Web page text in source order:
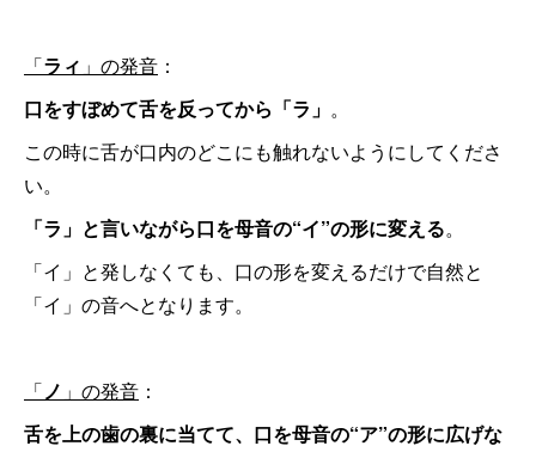
「ラィ 」の発音 ：
口をすぼめて舌を反ってから「ラ」 。
この時に舌が口内のどこにも触れないようにしてくださ
い。
「ラ」と言いながら口を母音の“イ”の形に変える。
「イ」と発しなくても、口の形を変えるだけで自然と
「イ」の音へとなります。
「ノ 」の発音 ：
舌を上の歯の裏に当てて、口を母音の“ア”の形に広げな